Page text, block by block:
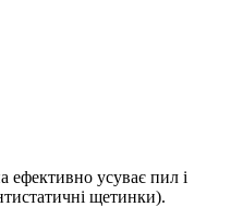
ефективно усуває пил і
щетинки).